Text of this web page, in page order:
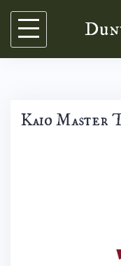
Skip
content
Kaio Master